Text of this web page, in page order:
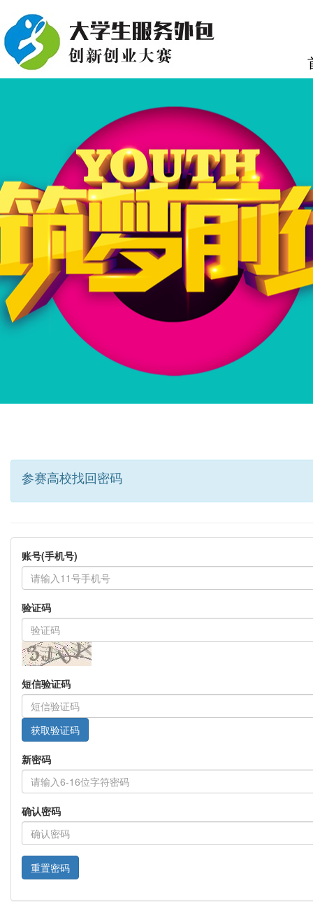
参赛高校找回密码
账号(手机号)
验证码
短信验证码
新密码
确认密码
重置密码